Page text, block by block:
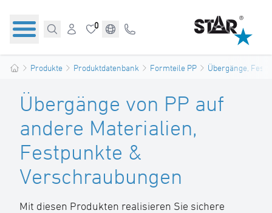
0
Produkte Produktdatenbank Formteile PP Übergänge,
Übergänge von PP auf
andere Materialien,
Festpunkte &
Verschraubungen
Mit diesen Produkten realisieren Sie sichere